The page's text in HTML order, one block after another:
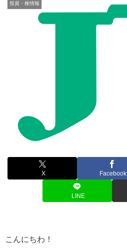
投資・株情報
X Facebook
LINE
こんにちわ！